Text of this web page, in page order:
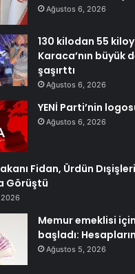
Ağustos 6, 2026
130 kilodan 55
Karaca’nın büyük
şaşırttı
Ağustos 6, 2026
YENİ Parti’nin
Ağustos 6, 2026
Fidan, Ürdün
Görüştü
Memur emeklisi
başladı:
Ağustos 5, 2026